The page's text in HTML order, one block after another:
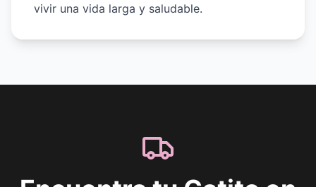
vivir una vida larga y saludable.